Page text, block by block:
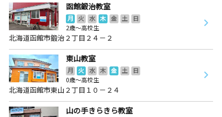
函館鍛治教室
月 火 水 木 金 土
日
2歳～高校生
北海道函館市鍛治２丁目２４－２
東山教室
月 火 水 木 金 土
日
0歳～高校生
北海道函館市東山２丁目１０－２４
山の手きらきら教室